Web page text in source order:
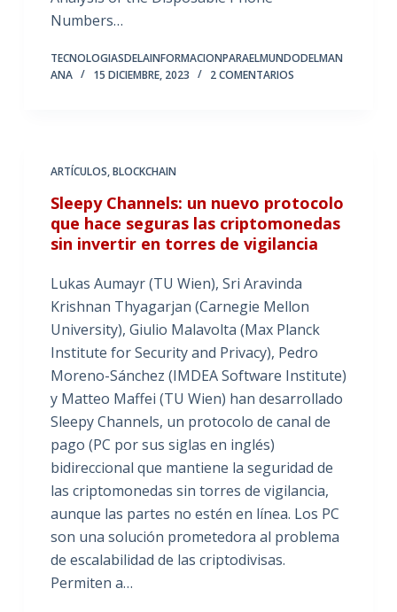
Numbers…
TECNOLOGIASDELAINFORMACIONPARAELMUNDODELMAN
ANA
15 DICIEMBRE, 2023 2 COMENTARIOS
ARTÍCULOS,BLOCKCHAIN
Sleepy Channels: un nuevo protocolo
que hace seguras las criptomonedas
sin invertir en torres de vigilancia
Lukas Aumayr (TU Wien), Sri Aravinda
Krishnan Thyagarjan (Carnegie Mellon
University), Giulio Malavolta (Max Planck
Institute for Security and Privacy), Pedro
Moreno-Sánchez (IMDEA Software Institute)
y Matteo Maffei (TU Wien) han desarrollado
Sleepy Channels, un protocolo de canal de
pago (PC por sus siglas en inglés)
bidireccional que mantiene la seguridad de
las criptomonedas sin torres de vigilancia,
aunque las partes no estén en línea. Los PC
son una solución prometedora al problema
de escalabilidad de las criptodivisas.
Permiten a…